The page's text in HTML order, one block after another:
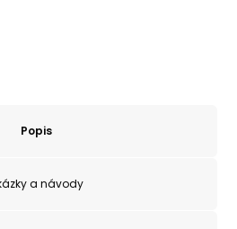
Popis
a návody